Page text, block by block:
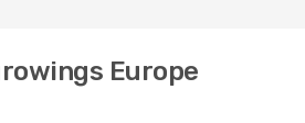
Europe